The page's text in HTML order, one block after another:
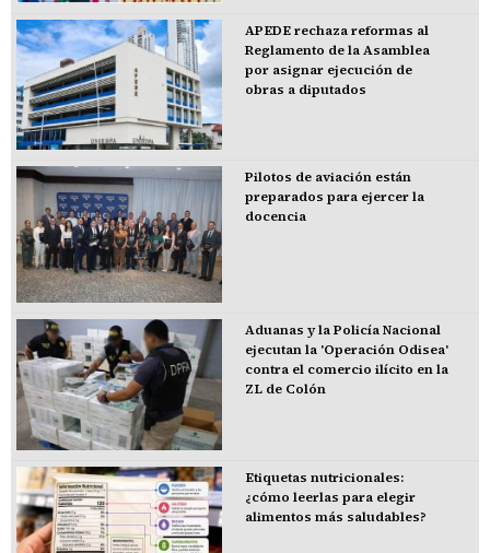
APEDE rechaza reformas al
Reglamento de la Asamblea
por asignar ejecución de
obras a diputados
Pilotos de aviación están
preparados para ejercer la
docencia
Aduanas y la Policía Nacional
ejecutan la 'Operación Odisea'
contra el comercio ilícito en la
ZL de Colón
Etiquetas nutricionales:
¿cómo leerlas para elegir
alimentos más saludables?